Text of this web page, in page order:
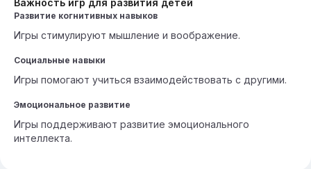
Важность игр для развития детей
Развитие когнитивных навыков
Игры стимулируют мышление и воображение.
Социальные навыки
Игры помогают учиться взаимодействовать с другими.
Эмоциональное развитие
Игры поддерживают развитие эмоционального
интеллекта.